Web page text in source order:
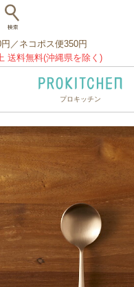
問屋 ウェック フライパン
ト グラス カトラリー
ッチンオリジナル
マリメッコ つきじ常陸屋
／ネコポス便350円
送料無料(沖縄県を除く)
プロキッチン